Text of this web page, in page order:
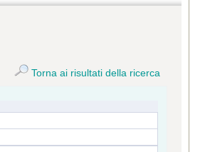
Torna ai risultati della ricerca